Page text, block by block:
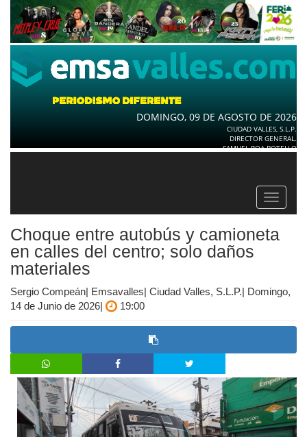
DOMINGO, 09 DE AGOSTO DE 2026
CIUDAD VALLES, S.L.P.
DIRECTOR GENERAL.
SAMUEL ROA BOTELLO
Toggle
Choque entre autobús y camioneta
en calles del centro; solo daños
materiales
Sergio Compeán| Emsavalles| Ciudad Valles, S.L.P.| Domingo,
14 de Junio de 2026|
19:00